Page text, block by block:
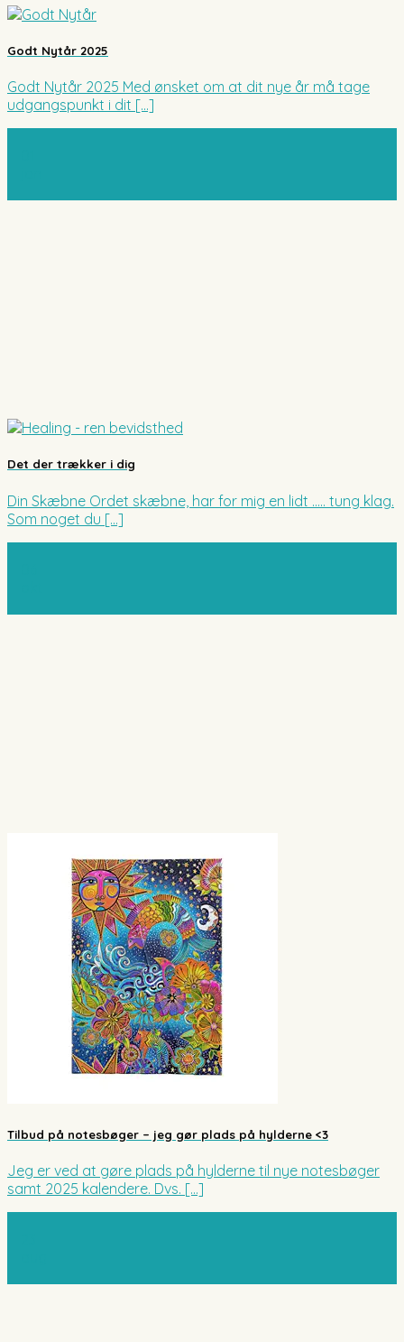
Godt Nytår 2025
Godt Nytår 2025 Med ønsket om at dit nye år må tage
udgangspunkt i dit [...]
Det der trækker i dig
Din Skæbne Ordet skæbne, har for mig en lidt ….. tung klag.
Som noget du [...]
Tilbud på notesbøger – jeg gør plads på hylderne <3
Jeg er ved at gøre plads på hylderne til nye notesbøger
samt 2025 kalendere. Dvs. [...]